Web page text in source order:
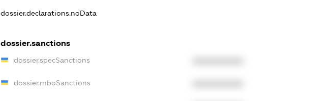
dossier.declarations.noData
dossier.sanctions
dossier.specSanctions
dossier.rnboSanctions